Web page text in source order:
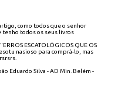
como todos que o senhor
tenho todos os seus livros
ESCATOLÓGICOS QUE OS
nasioso para comprá-lo, mas
Eduardo Silva - AD Min. Belém -